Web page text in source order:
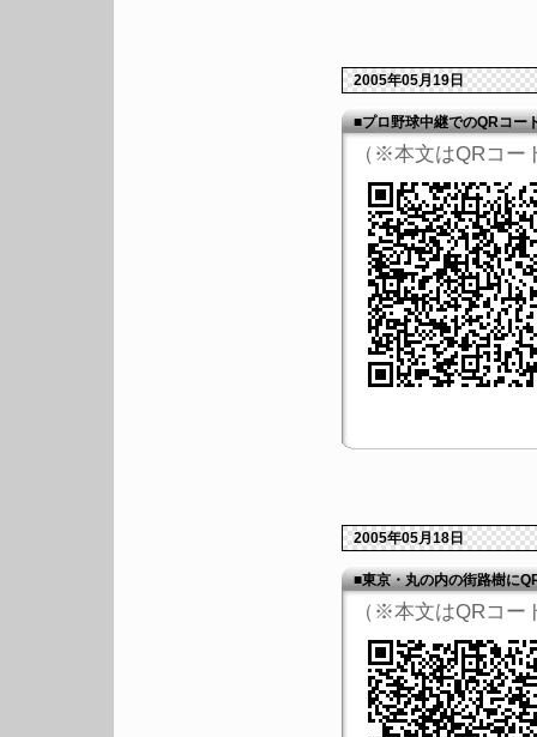
2005年05月19日
■プロ野球中継でのQRコー
（※本文はQRコー
2005年05月18日
■東京・丸の内の街路樹に
（※本文はQRコー